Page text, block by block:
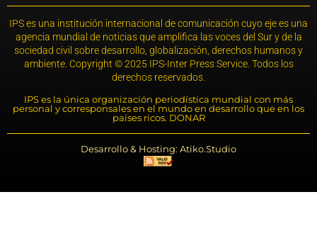
IPS es una institución internacional de comunicación cuyo eje es una
agencia mundial de noticias que amplifica las voces del Sur y de la
sociedad civil sobre desarrollo, globalización, derechos humanos y
ambiente. Copyright © 2025 IPS-Inter Press Service. Todos los
derechos reservados.
IPS es la única organización periodística mundial con más
personal y corresponsales en el mundo en desarrollo que en los
países ricos. DONAR
Desarrollo & Hosting: Atiko.Studio